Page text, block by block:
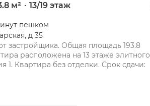
м² 13/19 этаж
пешком
д 35
застройщика. Общая площадь 193.8
расположена на 13 этаже элитного
1. Квартира без отделки. Срок сдачи: